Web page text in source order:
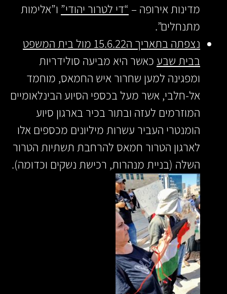
מדינות אירופה – “די לטרור יהודי” ו”אלימות
מתנחלים”.
נצפתה בתאריך ה15.6.22 מול בית המשפט
בבית שבע כאשר היא מביעה סולידריות
ומפגינה למען שחרור איש החמאס, מוחמד
אל-חלבי, אשר מעל בכספי הסיוע הבינלאומיים
המוזרמים לעזה ובתור בכיר בארגון סיוע
הומנטרי העביר עשרות מיליונים מכספים אלו
לארגון הטרור חמאס להרחבת תשתיות הטרור
השלה (בניית מנהרות, רכישת נשקים וכדומה).